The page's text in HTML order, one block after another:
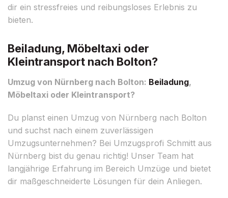
dir ein stressfreies und reibungsloses Erlebnis zu
bieten.
Beiladung, Möbeltaxi oder
Kleintransport nach Bolton?
Umzug von Nürnberg nach Bolton: Beiladung,
Möbeltaxi oder Kleintransport?
Du planst einen Umzug von Nürnberg nach Bolton
und suchst nach einem zuverlässigen
Umzugsunternehmen? Bei Umzugsprofi Schmitt aus
Nürnberg bist du genau richtig! Unser Team hat
langjährige Erfahrung im Bereich Umzüge und bietet
dir maßgeschneiderte Lösungen für dein Anliegen.